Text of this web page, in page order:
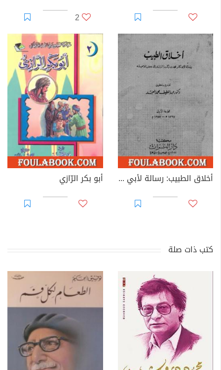
2
أخلاق الطبيب: رسالة لأبي بكر محمد بن زكريا الرازي إلى بعض تلاميذه أبو بكر الرّازي
كتب ذات صلة